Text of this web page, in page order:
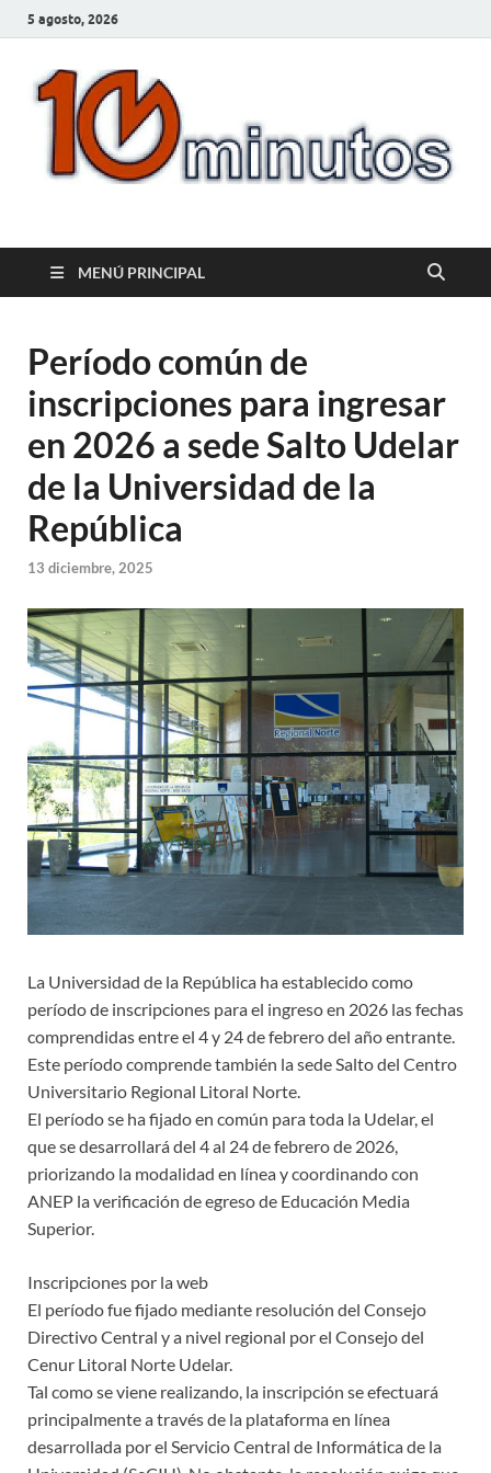
5 agosto, 2026
10minutos.com.uy
MENÚ PRINCIPAL
Período común de
inscripciones para ingresar
en 2026 a sede Salto Udelar
de la Universidad de la
República
13 diciembre, 2025
La Universidad de la República ha establecido como
período de inscripciones para el ingreso en 2026 las fechas
comprendidas entre el 4 y 24 de febrero del año entrante.
Este período comprende también la sede Salto del Centro
Universitario Regional Litoral Norte.
El período se ha fijado en común para toda la Udelar, el
que se desarrollará del 4 al 24 de febrero de 2026,
priorizando la modalidad en línea y coordinando con
ANEP la verificación de egreso de Educación Media
Superior.
Inscripciones por la web
El período fue fijado mediante resolución del Consejo
Directivo Central y a nivel regional por el Consejo del
Cenur Litoral Norte Udelar.
Tal como se viene realizando, la inscripción se efectuará
principalmente a través de la plataforma en línea
desarrollada por el Servicio Central de Informática de la